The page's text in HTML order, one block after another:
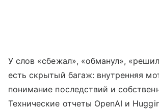
У слов «сбежал», «обманул»,
есть скрытый багаж: внутренняя
понимание последствий и
Технические отчеты OpenAI и